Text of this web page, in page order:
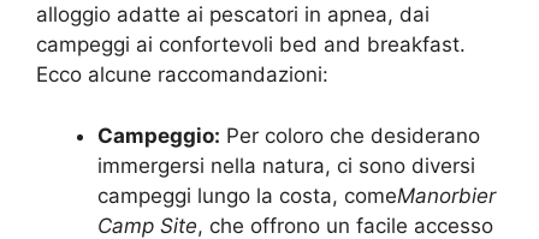
alloggio adatte ai pescatori in apnea, dai
campeggi ai confortevoli bed and breakfast.
Ecco alcune raccomandazioni:
Campeggio: Per coloro che desiderano
immergersi nella natura, ci sono diversi
campeggi lungo la costa, comeManorbier
Camp Site, che offrono un facile accesso